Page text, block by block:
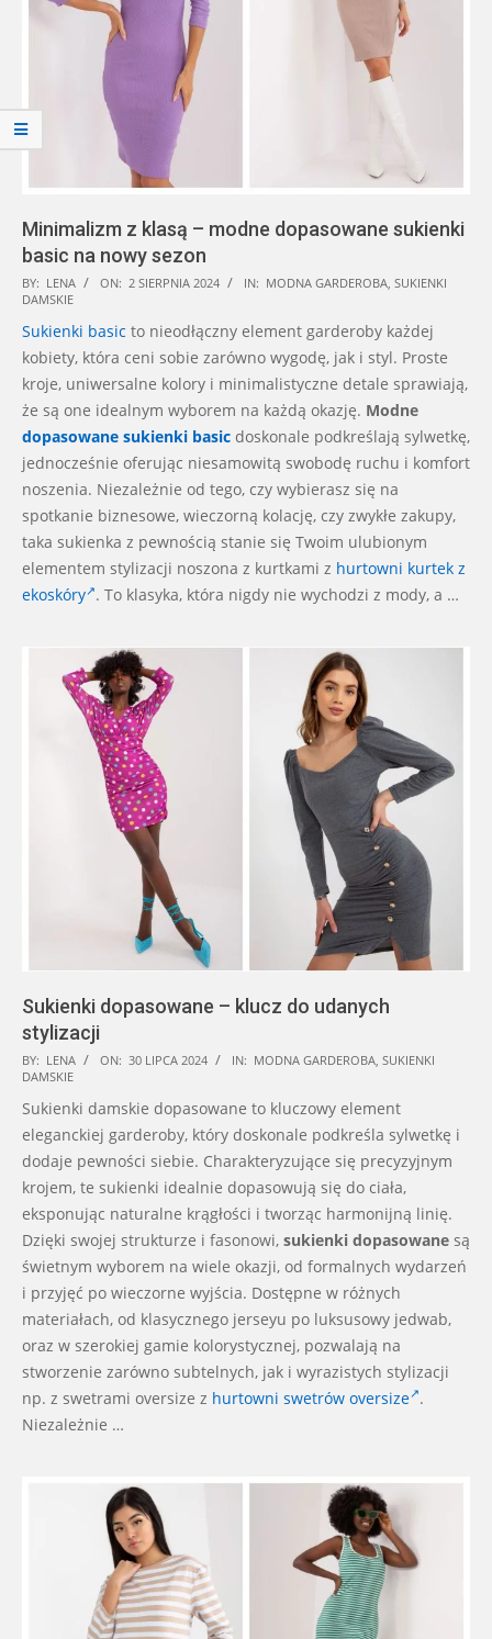
Minimalizm z klasą – modne dopasowane sukienki
basic na nowy sezon
2024-
08-
02
BY: LENA ON: 2 SIERPNIA 2024 IN: MODNA GARDEROBA, SUKIENKI
DAMSKIE
Sukienki basic to nieodłączny element garderoby każdej
kobiety, która ceni sobie zarówno wygodę, jak i styl. Proste
kroje, uniwersalne kolory i minimalistyczne detale sprawiają,
że są one idealnym wyborem na każdą okazję. Modne
dopasowane sukienki basic doskonale podkreślają sylwetkę,
jednocześnie oferując niesamowitą swobodę ruchu i komfort
noszenia. Niezależnie od tego, czy wybierasz się na
spotkanie biznesowe, wieczorną kolację, czy zwykłe zakupy,
taka sukienka z pewnością stanie się Twoim ulubionym
elementem stylizacji noszona z kurtkami z hurtowni kurtek z
ekoskóry . To klasyka, która nigdy nie wychodzi z mody, a …
Sukienki dopasowane – klucz do udanych
stylizacji
2024-
07-
30
BY: LENA ON: 30 LIPCA 2024 IN: MODNA GARDEROBA SUKIENKI
DAMSKIE
Sukienki damskie dopasowane to kluczowy element
eleganckiej garderoby, który doskonale podkreśla sylwetkę i
dodaje pewności siebie. Charakteryzujące się precyzyjnym
krojem, te sukienki idealnie dopasowują się do ciała,
eksponując naturalne krągłości i tworząc harmonijną linię.
Dzięki swojej strukturze i fasonowi, sukienki dopasowane są
świetnym wyborem na wiele okazji, od formalnych wydarzeń
i przyjęć po wieczorne wyjścia. Dostępne w różnych
materiałach, od klasycznego jerseyu po luksusowy jedwab,
oraz w szerokiej gamie kolorystycznej, pozwalają na
stworzenie zarówno subtelnych, jak i wyrazistych stylizacji
np. z swetrami oversize z hurtowni swetrów oversize .
Niezależnie …